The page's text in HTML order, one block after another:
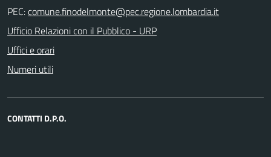
PEC:
Ufficio Relazioni con il Pubblico - URP
Uffici e orari
Numeri utili
CONTATTI D.P.O.